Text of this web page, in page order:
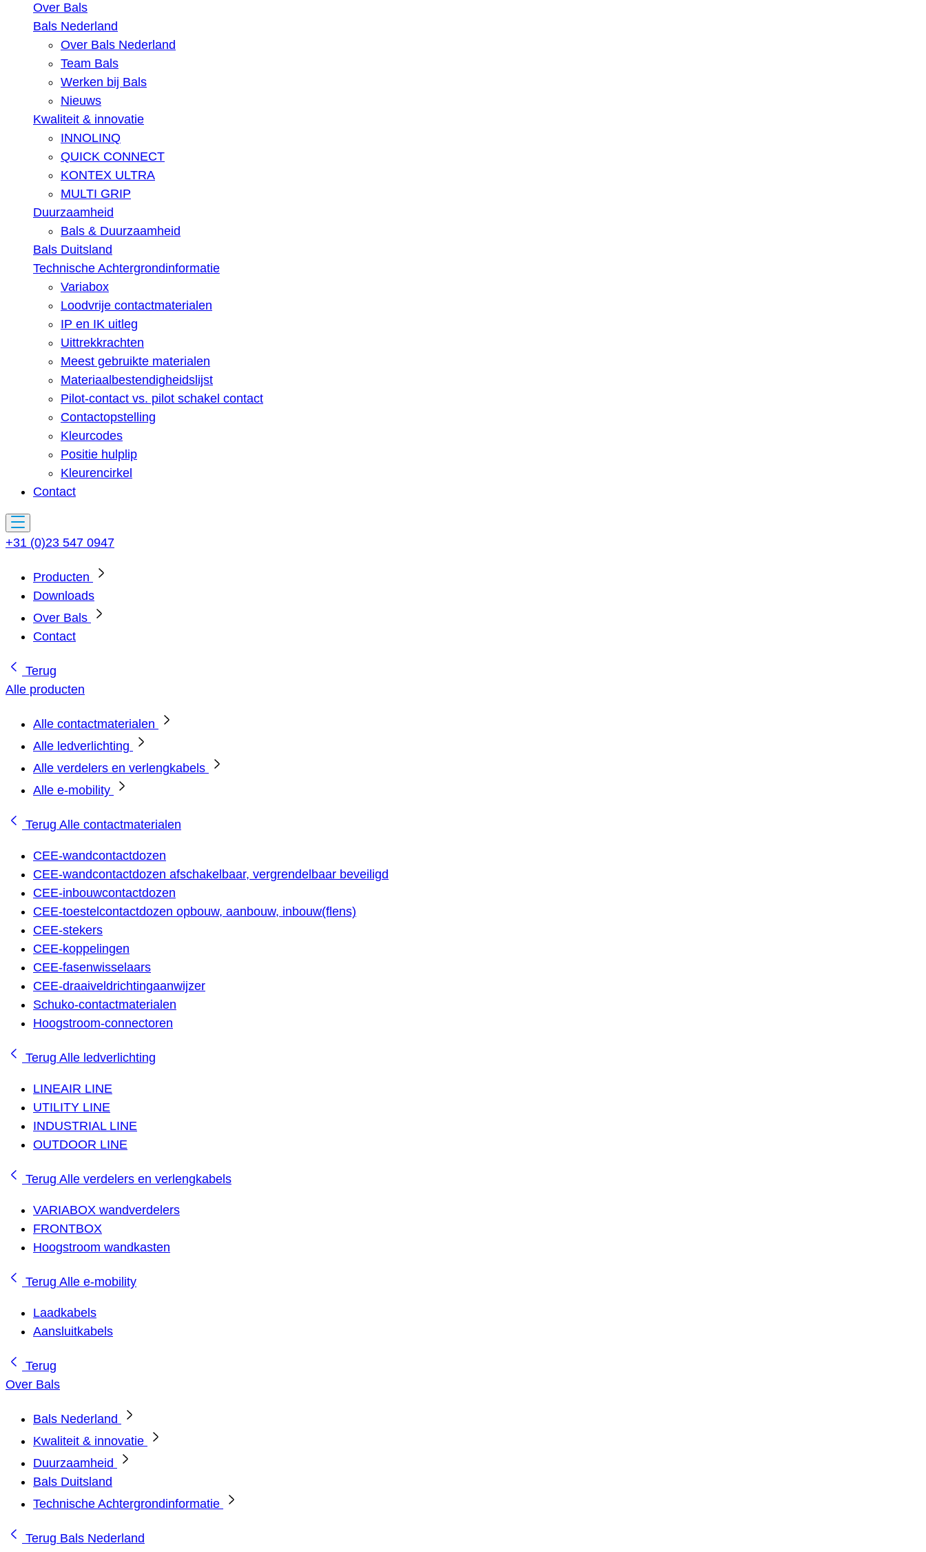
Over Bals
Bals Nederland
Over Bals Nederland
Team Bals
Werken bij Bals
Nieuws
Kwaliteit & innovatie
INNOLINQ
QUICK CONNECT
KONTEX ULTRA
MULTI GRIP
Duurzaamheid
Bals & Duurzaamheid
Bals Duitsland
Technische Achtergrondinformatie
Variabox
Loodvrije contactmaterialen
IP en IK uitleg
Uittrekkrachten
Meest gebruikte materialen
Materiaalbestendigheidslijst
Pilot-contact vs. pilot schakel contact
Contactopstelling
Kleurcodes
Positie hulplip
Kleurencirkel
Contact
+31 (0)23 547 0947
Producten
Downloads
Over Bals
Contact
Terug
Alle producten
Alle contactmaterialen
Alle ledverlichting
Alle verdelers en verlengkabels
Alle e-mobility
Terug Alle contactmaterialen
CEE-wandcontactdozen
CEE-wandcontactdozen afschakelbaar, vergrendelbaar beveiligd
CEE-inbouwcontactdozen
CEE-toestelcontactdozen opbouw, aanbouw, inbouw(flens)
CEE-stekers
CEE-koppelingen
CEE-fasenwisselaars
CEE-draaiveldrichtingaanwijzer
Schuko-contactmaterialen
Hoogstroom-connectoren
Terug Alle ledverlichting
LINEAIR LINE
UTILITY LINE
INDUSTRIAL LINE
OUTDOOR LINE
Terug Alle verdelers en verlengkabels
VARIABOX wandverdelers
FRONTBOX
Hoogstroom wandkasten
Terug Alle e-mobility
Laadkabels
Aansluitkabels
Terug
Over Bals
Bals Nederland
Kwaliteit & innovatie
Duurzaamheid
Bals Duitsland
Technische Achtergrondinformatie
Terug Bals Nederland